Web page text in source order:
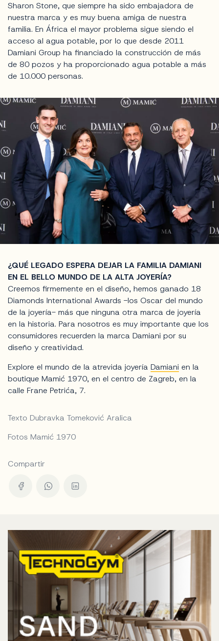
Sharon Stone, que siempre ha sido embajadora de
nuestra marca y es muy buena amiga de nuestra
familia. En África el mayor problema sigue siendo el
acceso al agua potable, por lo que desde 2011
Damiani Group ha financiado la construcción de más
de 80 pozos y ha proporcionado agua potable a más
de 10.000 personas.
¿QUÉ LEGADO ESPERA DEJAR LA FAMILIA DAMIANI
EN EL BELLO MUNDO DE LA ALTA JOYERÍA?
Creemos firmemente en el diseño, hemos ganado 18
Diamonds International Awards -los Oscar del mundo
de la joyería- más que ninguna otra marca de joyería
en la historia. Para nosotros es muy importante que los
consumidores recuerden la marca Damiani por su
diseño y creatividad.
Explore el mundo de la atrevida joyería Damiani en la
boutique Mamić 1970, en el centro de Zagreb, en la
calle Frane Petrića, 7.
Texto Dubravka Tomeković Aralica
Fotos Mamić 1970
Compartir